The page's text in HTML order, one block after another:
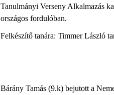
Tanulmányi Verseny Alkalmazás
országos fordulóban.
Felkészítő tanára: Timmer László
Bárány Tamás (9.k) bejutott a